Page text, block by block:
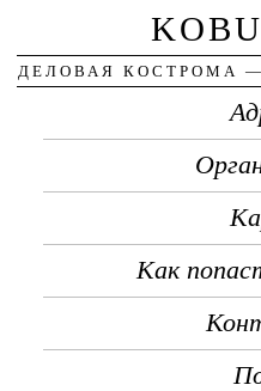
ДЕЛОВАЯ КОСТРОМА
Как